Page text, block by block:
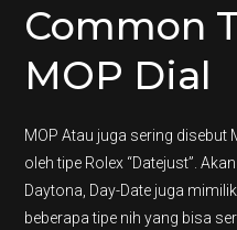
Common
MOP Dial
MOP Atau juga sering disebut
oleh tipe Rolex “Datejust”.
Daytona, Day-Date juga
beberapa tipe nih yang bisa